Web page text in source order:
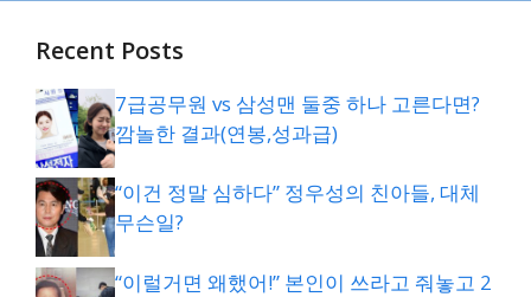
Recent Posts
7급공무원 vs 삼성맨 둘중 하나 고른다면?
깜놀한 결과(연봉,성과급)
“이건 정말 심하다” 정우성의 친아들, 대체
무슨일?
“이럴거면 왜했어!” 본인이 쓰라고 줘놓고 2